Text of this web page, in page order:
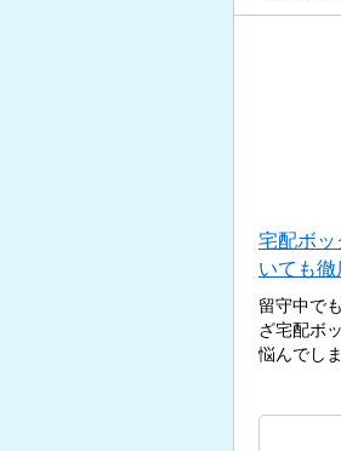
宅配ボッ
いても徹
留守中で
ざ宅配ボ
悩んでし